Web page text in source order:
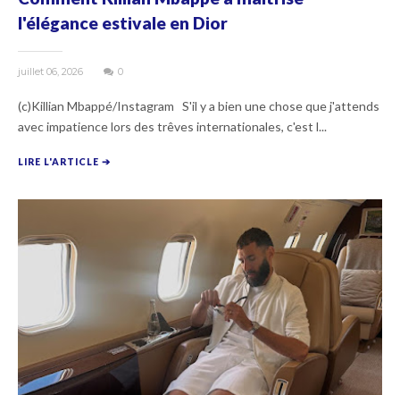
l'élégance estivale en Dior
juillet 06, 2026 0
(c)Killian Mbappé/Instagram S'il y a bien une chose que j'attends
avec impatience lors des trêves internationales, c'est l...
LIRE L'ARTICLE ➔